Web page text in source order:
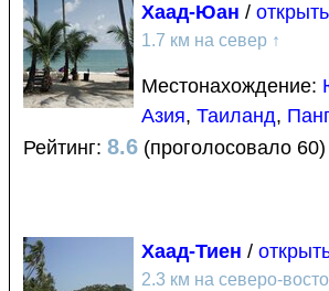
Хаад-Юан /
1.7 км на север ↑
Местонахождение:
Азия, Таиланд,
Рейтинг: 8.6 (проголосовало 60)
Хаад-Тиен /
2.3 км на северо-